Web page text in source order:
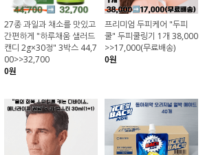
27종 과일과 채소를 맛있고
간편하게 "하루채움 샐러드
캔디 2g×30정" 3박스 44,7
00>>32,700
0원
프리미엄 두피케어 "두피
쿨" 두피쿨링기 1개 38,000
>>17,000(무료배송)
0원